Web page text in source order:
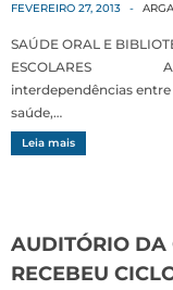
FEVEREIRO 27, 2013 -
SAÚDE ORAL E
ESCOLARES
interdependências
saúde,…
Leia mais
AUDITÓRIO DA
RECEBEU